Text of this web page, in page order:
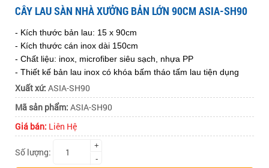
90cm
ASIA-
SH90
lớn
90cm
ASIA-
SH90
CÂY LAU SÀN NHÀ XƯỞNG BẢN LỚN 90CM ASIA-SH90
- Kích thước bản lau: 15 x 90cm
- Kích thước cán inox dài 150cm
- Chất liệu: inox, microfiber siêu sạch, nhựa PP
- Thiết kế bản lau inox có khóa bấm tháo tấm lau tiện dụng
Xuất xứ: ASIA-SH90
Mã sản phẩm: ASIA-SH90
Giá bán: Liên Hệ
Số lượng:
+
-